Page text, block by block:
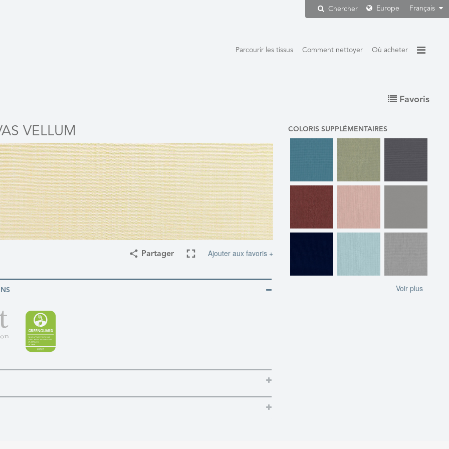
Chercher Europe Français
Parcourir les tissus Comment nettoyer Où acheter
Favoris
VELLUM
Partager Ajouter aux favoris +
COLORIS SUPPLÉMENTAIRES
Voir plus